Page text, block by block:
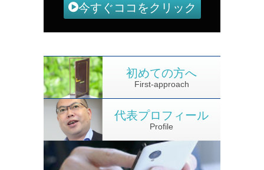
今すぐココをクリック
First-approach
初めての方へ
Profile
代表プロフィール